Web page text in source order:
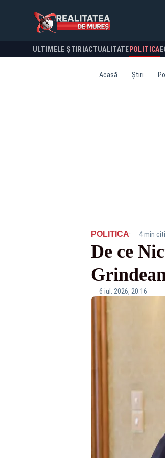
ULTIMELE ȘTIRI ACTUALITATE POLITICA
Acasă Știri
POLITICA· 4 min
De ce
6 iul. 2026, 20:16